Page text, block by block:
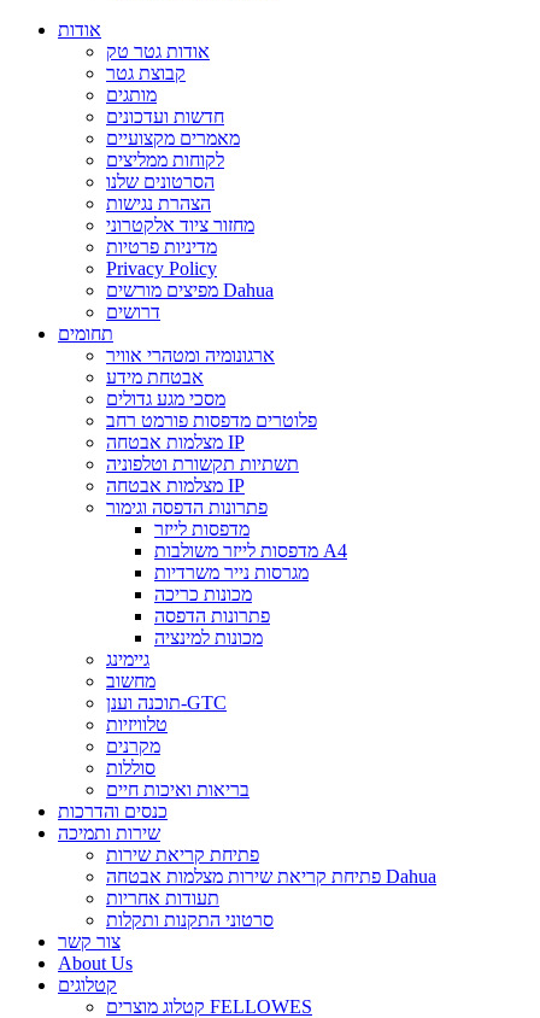
אודות
אודות גטר טק
קבוצת גטר
מותגים
חדשות ועדכונים
מאמרים מקצועיים
לקוחות ממליצים
הסרטונים שלנו
הצהרת נגישות
מחזור ציוד אלקטרוני
מדיניות פרטיות
Privacy Policy
מפיצים מורשים Dahua
דרושים
תחומים
ארגונומיה ומטהרי אוויר
אבטחת מידע
מסכי מגע גדולים
פלוטרים מדפסות פורמט רחב
מצלמות אבטחה IP
תשתיות תקשורת וטלפוניה
מצלמות אבטחה IP
פתרונות הדפסה וגימור
מדפסות לייזר
מדפסות לייזר משולבות A4
מגרסות נייר משרדיות
מכונות כריכה
פתרונות הדפסה
מכונות למינציה
גיימינג
מחשוב
תוכנה וענן-GTC
טלוויזיות
מקרנים
סוללות
בריאות ואיכות חיים
כנסים והדרכות
שירות ותמיכה
פתיחת קריאת שירות
פתיחת קריאת שירות מצלמות אבטחה Dahua
תעודות אחריות
סרטוני התקנות ותקלות
צור קשר
About Us
קטלוגים
קטלוג מוצרים FELLOWES